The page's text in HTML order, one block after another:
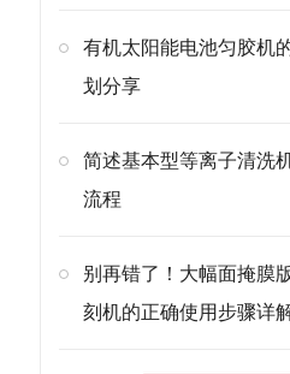
有机太阳能电池匀胶机
划分享
简述基本型等离子清洗
流程
别再错了！大幅面掩膜
刻机的正确使用步骤详